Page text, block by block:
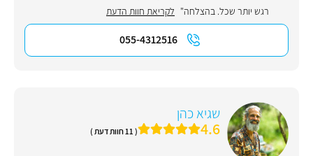
רגש יותר שכל. בהצלחה" לקריאת חוות הדעת
055-4312516
שגיא כהן
4.6 ( 11 חוות דעת )